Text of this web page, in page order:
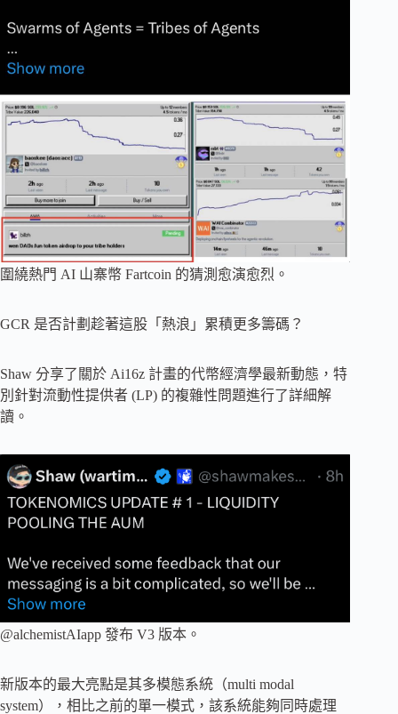
圍繞熱門 AI 山寨幣 Fartcoin 的猜測愈演愈烈。
GCR 是否計劃趁著這股「熱浪」累積更多籌碼？
Shaw 分享了關於 Ai16z 計畫的代幣經濟學最新動態，特
別針對流動性提供者 (LP) 的複雜性問題進行了詳細解
讀。
@alchemistAIapp 發布 V3 版本。
新版本的最大亮點是其多模態系統（multi modal
system），相比之前的單一模式，該系統能夠同時處理